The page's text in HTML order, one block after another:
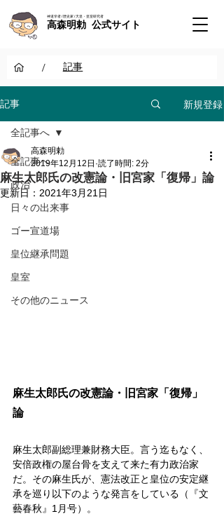
神道学者 / 歴史家 / 天皇・皇室研究者
高森明勅 公式サイト
/ 記事
記事 新規登録
全記事へ
政治
日々の出来事
ゴー宣道場
皇位継承問題
皇室
その他のニュース
全記事へ
麻生太郎氏の改憲論・旧宮家「復帰」論
高森明勅
2019年12月12日 読了時間: 2分
更新日： 2021年3月21日
麻生太郎氏の改憲論・旧宮家「復帰」
論
麻生太郎副総理兼財務大臣。言う迄もなく、
安倍政権の屋台骨を支えて来た有力政治家
だ。その麻生氏が、憲法改正と皇位の安定継
承を巡り以下のような発言をしている（『文
藝春秋』1月号）。